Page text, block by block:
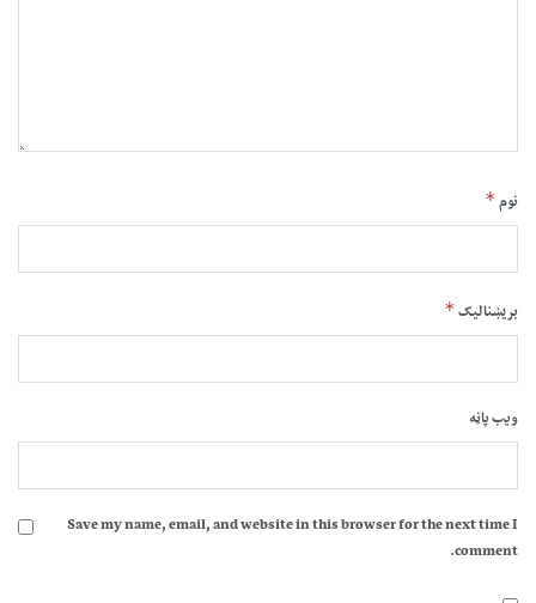
نوم*
بریښنالیک*
ویب پاڼه
Save my name, email, and website in this browser for the next time I
comment.